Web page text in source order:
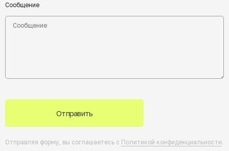
Сообщение
Отправить
Отправляя форму, вы соглашаетесь с Политикой конфиденциальности.